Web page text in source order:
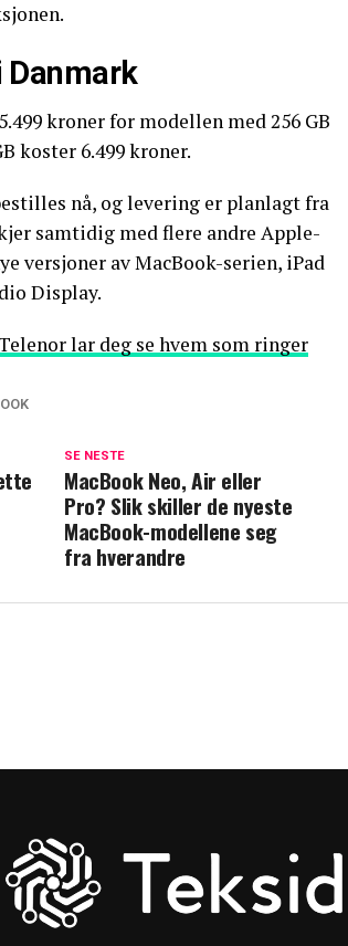
Danmark
kroner for modellen med 256 GB
koster 6.499 kroner.
nå, og levering er planlagt fra
samtidig med flere andre Apple-
versjoner av MacBook-serien, iPad
Display.
lar deg se hvem som ringer
SE NESTE
MacBook Neo, Air eller
Pro? Slik skiller de nyeste
MacBook-modellene seg
fra hverandre